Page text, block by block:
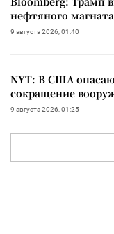
нефтяного
9 августа 2026, 01:40
NYT: В США
сокращение
9 августа 2026, 01:25